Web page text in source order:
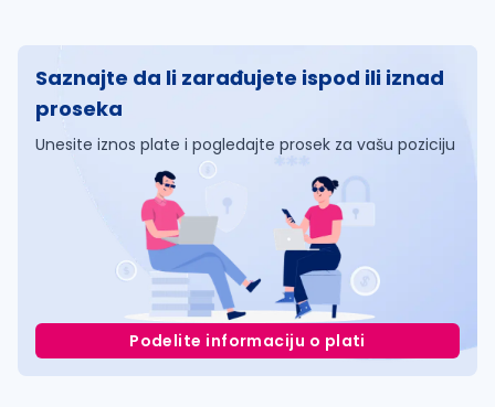
Saznajte da li zarađujete ispod ili iznad
proseka
Unesite iznos plate i pogledajte prosek za vašu poziciju
Podelite informaciju o plati